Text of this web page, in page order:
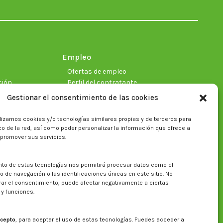
Gestionar el consentimiento de las cookies
cookies y/o tecnologías similares propias y de terceros para
de la red, así como poder personalizar la información que ofrece a
sus servicios.
de estas tecnologías nos permitirá procesar datos como el
de navegación o las identificaciones únicas en este sitio. No
el consentimiento, puede afectar negativamente a ciertas
funciones.
, para aceptar el uso de estas tecnologías. Puedes acceder a
new new new new new new
Empleo
Ofertas de empleo
Perfil del contratante
Buscar en la web del CITA
Buscar: